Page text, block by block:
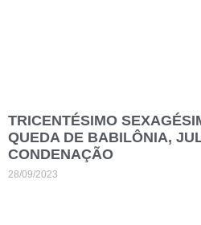
TRICENTÉSIMO
QUEDA DE BABILÔNIA,
CONDENAÇÃO
28/09/2023